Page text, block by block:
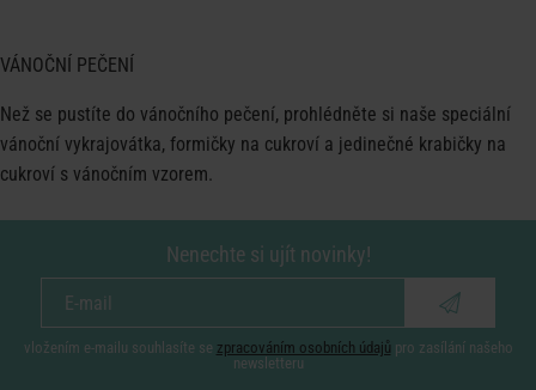
VÁNOČNÍ PEČENÍ
Než se pustíte do vánočního pečení, prohlédněte si naše speciální
vánoční vykrajovátka, formičky na cukroví a jedinečné krabičky na
cukroví s vánočním vzorem.
Nenechte si ujít novinky!
vložením e-mailu souhlasíte se zpracováním osobních údajů pro zasílání našeho
newsletteru